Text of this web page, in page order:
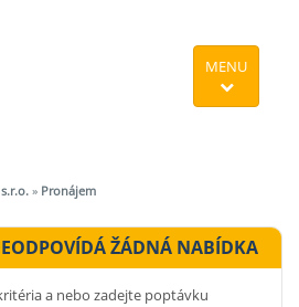
MENU
» Pronájem
ŽÁDNÁ NABÍDKA
a nebo zadejte poptávku